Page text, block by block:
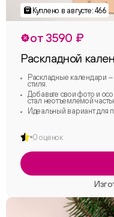
от 3590 ₽
Раскладной
Раскладные календари –
стиля.
Добавьте свои фото и
стал неотъемлемой
Идеальный вариант для
0 оценок